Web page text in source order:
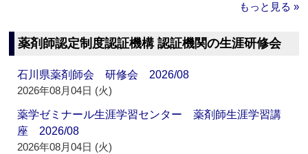
もっと見る »
薬剤師認定制度認証機構 認証機関の生涯研修会
石川県薬剤師会 研修会 2026/08
2026年08月04日 (火)
薬学ゼミナール生涯学習センター 薬剤師生涯学習講
座 2026/08
2026年08月04日 (火)